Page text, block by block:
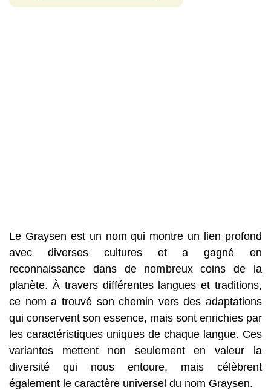
Le Graysen est un nom qui montre un lien profond
avec diverses cultures et a gagné en
reconnaissance dans de nombreux coins de la
planète. À travers différentes langues et traditions,
ce nom a trouvé son chemin vers des adaptations
qui conservent son essence, mais sont enrichies par
les caractéristiques uniques de chaque langue. Ces
variantes mettent non seulement en valeur la
diversité qui nous entoure, mais célèbrent
également le caractère universel du nom Graysen.